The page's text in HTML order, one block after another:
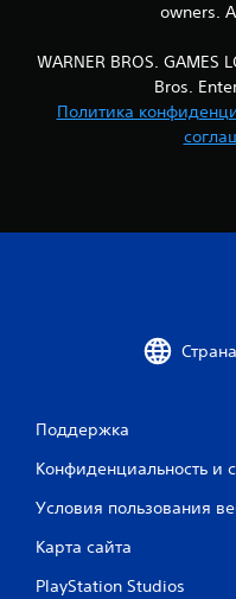
owners.
WARNER BROS. GAMES
Bros.
Политика
Поддержка
Конфиденциальность и
Условия пользования
Карта сайта
PlayStation Studios